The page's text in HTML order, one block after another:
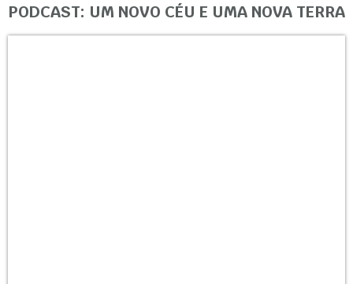
PODCAST: UM NOVO CÉU E UMA NOVA TERRA